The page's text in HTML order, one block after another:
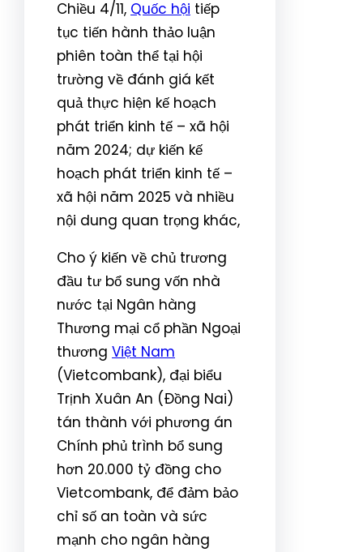
Chiều 4/11, Quốc hội tiếp
tục tiến hành thảo luận
phiên toàn thể tại hội
trường về đánh giá kết
quả thực hiện kế hoạch
phát triển kinh tế – xã hội
năm 2024; dự kiến kế
hoạch phát triển kinh tế –
xã hội năm 2025 và nhiều
nội dung quan trọng khác,
Cho ý kiến về chủ trương
đầu tư bổ sung vốn nhà
nước tại Ngân hàng
Thương mại cổ phần Ngoại
thương Việt Nam
(Vietcombank), đại biểu
Trịnh Xuân An (Đồng Nai)
tán thành với phương án
Chính phủ trình bổ sung
hơn 20.000 tỷ đồng cho
Vietcombank, để đảm bảo
chỉ số an toàn và sức
mạnh cho ngân hàng